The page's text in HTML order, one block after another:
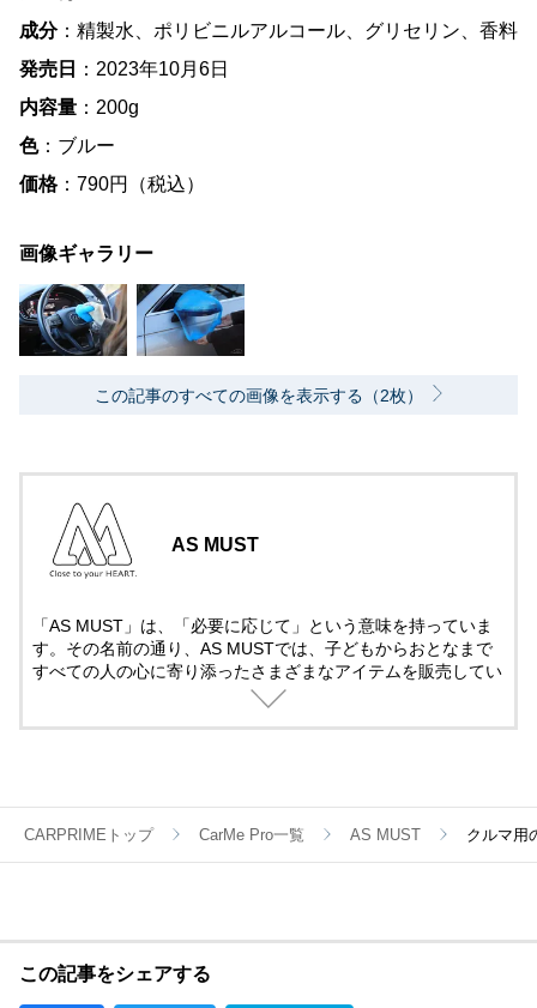
成分：精製水、ポリビニルアルコール、グリセリン、香料
発売日
：2023年10月6日
内容量 ：200g
色：ブルー
価格：790円（税込）
画像ギャラリー
この記事のすべての画像を表示する（2枚）
AS MUST
「AS MUST」は、「必要に応じて」という意味を持っていま
す。その名前の通り、AS MUSTでは、子どもからおとなまで
すべての人の心に寄り添ったさまざまなアイテムを販売してい
ます。今後も、みなさまの好奇心を満たす、魅力あふれる商品
CARPRIMEトップ CarMe Pro一覧 AS MUST クルマ用
この記事をシェアする